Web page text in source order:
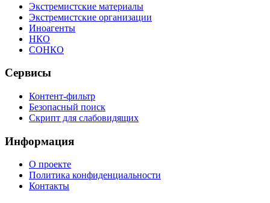
Экстремистские материалы
Экстремистские организации
Иноагенты
НКО
СОНКО
Сервисы
Контент-фильтр
Безопасный поиск
Скрипт для слабовидящих
Информация
О проекте
Политика конфиденциальности
Контакты